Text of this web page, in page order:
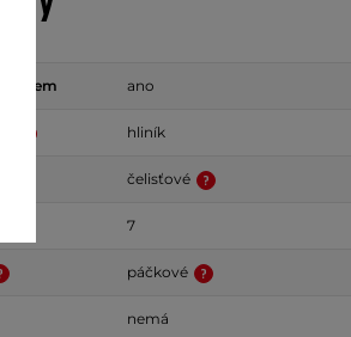
ano
hliník
čelisťové
7
páčkové
nemá